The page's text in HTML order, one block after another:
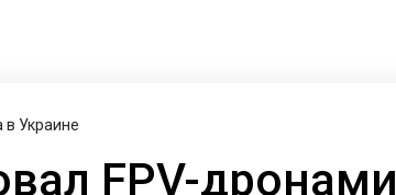
в Украине
FPV-дронами